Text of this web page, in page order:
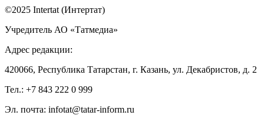
©2025 Intertat (Интертат)
Учредитель АО «Татмедиа»
Адрес редакции:
420066, Республика Татарстан, г. Казань, ул. Декабристов, д. 2
Тел.: +7 843 222 0 999
Эл. почта: infotat@tatar-inform.ru